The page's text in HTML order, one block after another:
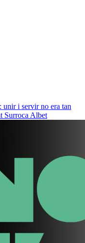
unir i servir no era tan
Surroca Albet